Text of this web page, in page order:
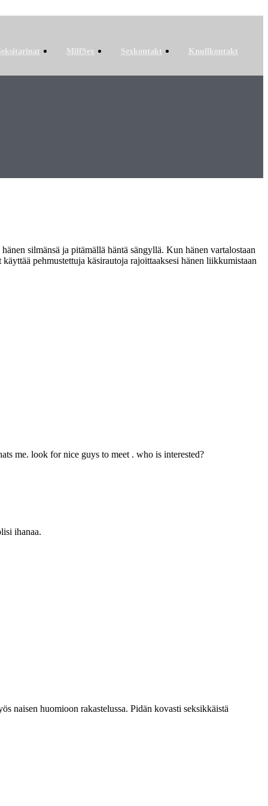
MilfSex Sexkontakt
Knullkontakt
silmänsä ja pitämällä häntä sängyllä. Kun hänen vartalostaan
pehmustettuja käsirautoja rajoittaaksesi hänen liikkumistaan
me. look for nice guys to meet . who is interested?
ihanaa.
naisen huomioon rakastelussa. Pidän kovasti seksikkäistä